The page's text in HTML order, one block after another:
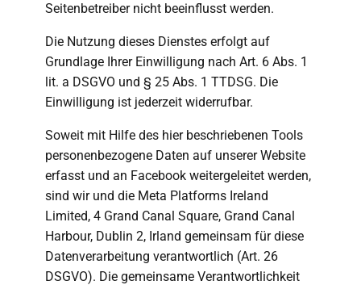
Seitenbetreiber nicht beeinflusst werden.
Die Nutzung dieses Dienstes erfolgt auf
Grundlage Ihrer Einwilligung nach Art. 6 Abs. 1
lit. a DSGVO und § 25 Abs. 1 TTDSG. Die
Einwilligung ist jederzeit widerrufbar.
Soweit mit Hilfe des hier beschriebenen Tools
personenbezogene Daten auf unserer Website
erfasst und an Facebook weitergeleitet werden,
sind wir und die Meta Platforms Ireland
Limited, 4 Grand Canal Square, Grand Canal
Harbour, Dublin 2, Irland gemeinsam für diese
Datenverarbeitung verantwortlich (Art. 26
DSGVO). Die gemeinsame Verantwortlichkeit